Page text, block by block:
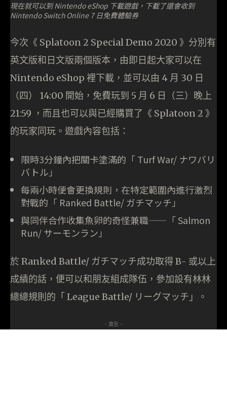
現在就可以到 Nintendo eShop 下載遊戲，下載了還會收到
Nintendo Switch Online 7 日免費體驗券
今次《 Splatoon 2 Special Demo 2020 》分別有
英文版和日文版兩個版本，由即日起大家可以在
Nintendo eShop 裡下載，並可以由 4 月 30 日
（四） 14:00 開始，免費玩到 5 月 6 日（三）晚上
21:59 ，而且也可以與已經購買了《 Splatoon 2 》
的玩家同玩。遊戲內容包括：
限時3分鐘內把關卡塗滿的「 Turf War/ ナワバリ
バトル」
每兩小時便會更換規則，在特定範圍內進行激烈
對戰的「 Ranked Battle/ ガチマッチ」
與同伴合作收集魚卵的奇怪兼職——「 Salmon
Run/ サーモンラン」
於 Ranked Battle/ ガチマッチ成功取得 B- 或以上
成績的話，便可以和朋友組成隊伍，參加設有林林
總總規則的「 League Battle/ リーグマッチ」。
- 廣告 -